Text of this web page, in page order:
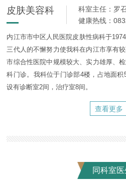
皮肤美容科
科室主任：罗
健康热线：
内江市市中区人民医院皮肤性病科于
三代人的不懈努力使我科在内江市享有
市综合性医院中规模较大、实力雄厚、
科门诊。我科位于门诊部4楼，占地面积
设有诊断室2间，治疗室8间。
查看更多
同科室医